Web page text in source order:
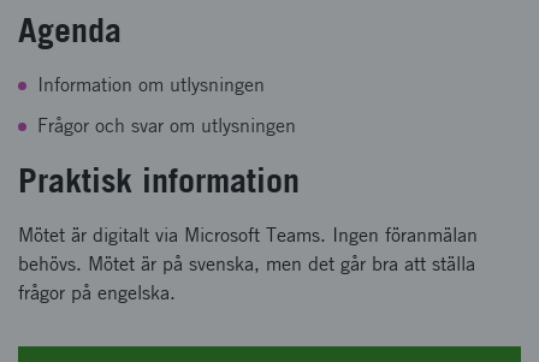
Agenda
Information om utlysningen
Frågor och svar om utlysningen
Praktisk information
Mötet är digitalt via Microsoft Teams. Ingen föranmälan
behövs. Mötet är på svenska, men det går bra att ställa
frågor på engelska.